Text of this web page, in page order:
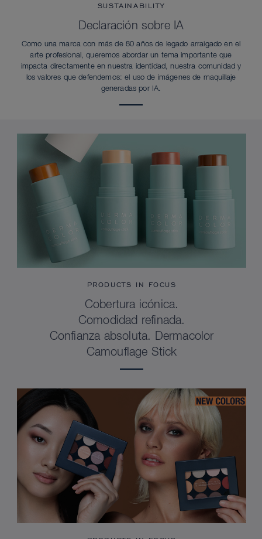
SUSTAINABILITY
Declaración sobre IA
Como una marca con más de 80 años de legado arraigado en el
arte profesional, queremos abordar un tema importante que
impacta directamente en nuestra identidad, nuestra comunidad y
los valores que defendemos: el uso de imágenes de maquillaje
generadas por IA.
PRODUCTS IN FOCUS
Cobertura icónica.
Comodidad refinada.
Confianza absoluta. Dermacolor
Camouflage Stick